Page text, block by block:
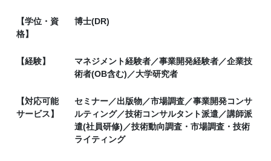
【学位・資
格】
博士(DR)
【経験】
マネジメント経験者／事業開発経験者／企業技
術者(OB含む)／大学研究者
【対応可能
サービス】
セミナー／出版物／市場調査／事業開発コンサ
ルティング／技術コンサルタント派遣／講師派
遣(社員研修)／技術動向調査・市場調査・技術
ライティング